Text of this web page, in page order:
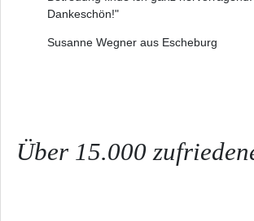
Dankeschön!"
Susanne Wegner aus Escheburg
Über 15.000